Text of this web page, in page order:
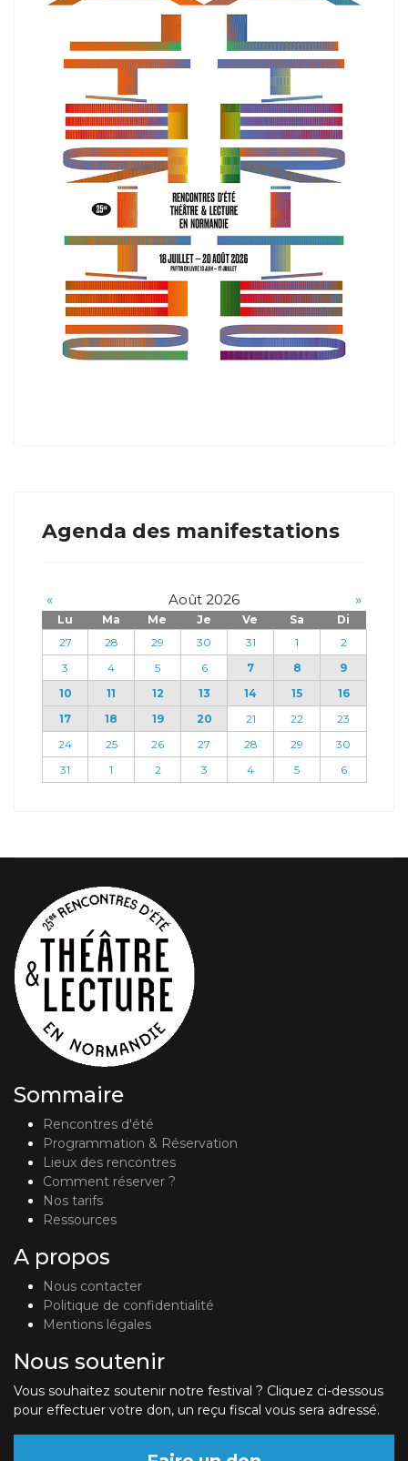
Agenda des manifestations
« Août 2026 »
Lu Ma Me Je Ve Sa
Di
27
28 29 30 31 1
2
3
4 5 6 7 8
9
10
11 12 13 14 15
16
17
18 19 20 21 22
23
24
25 26 27 28 29
30
31
1 2 3 4 5 6
Sommaire
Rencontres d'été
Programmation & Réservation
Lieux des rencontres
Comment réserver ?
Nos tarifs
Ressources
A propos
Nous contacter
Politique de confidentialité
Mentions légales
Nous soutenir
Vous souhaitez soutenir notre festival ? Cliquez ci-dessous
pour effectuer votre don, un reçu fiscal vous sera adressé.